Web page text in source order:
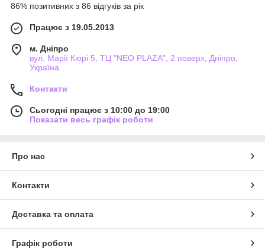
86% позитивних з 86 відгуків за рік
Працює з 19.05.2013
м. Дніпро
вул. Марії Кюрі 5, ТЦ "NEO PLAZA", 2 поверх, Дніпро,
Україна
Контакти
Сьогодні працює з 10:00 до 19:00
Показати весь графік роботи
Про нас
Контакти
Доставка та оплата
Графік роботи